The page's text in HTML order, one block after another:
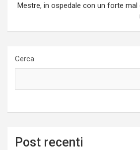
Mestre, in ospedale con un forte mal
Cerca
Post recenti